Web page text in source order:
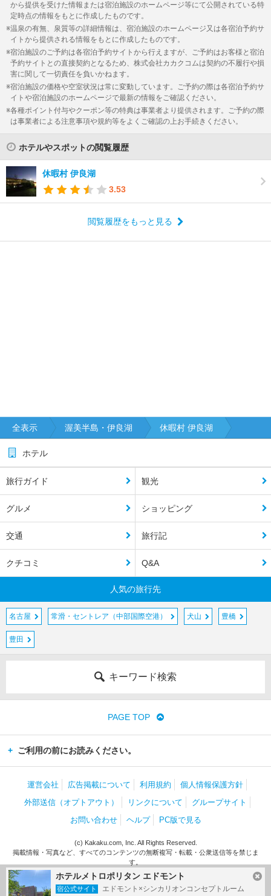
から提供を受けた情報または宿泊施設のホームページ等にて公開されている特
定時点の情報をもとに作成したものです。
温泉の有無、泉質等の詳細情報は、宿泊施設のホームページ又は各宿泊予約サ
イトから提供される情報をもとに作成したものです。
宿泊施設のご予約は各宿泊予約サイトから行えますが、ご予約はお客様と宿泊
予約サイトとの直接契約となるため、株式会社カカクコムは契約の不履行や損
害に関して一切責任を負いかねます。
宿泊施設の価格や空室状況は常に変動しています。ご予約の際は各宿泊予約サ
イトや宿泊施設のホームページで最新の情報をご確認ください。
各種ポイント付与やクーポン等の特典は事業者より提供されます。ご予約の際
は事業者による注意事項や規約等をよくご確認の上お手続きください。
ホテルやスポットの閲覧履歴
休暇村 伊良湖
3.53
閲覧履歴をもっと見る
ホテルメトロポリタン エドモント
宿公式サイト エドモント×シンカリオンコンセプトルーム
全表示 渥美半島・伊良湖 休暇村 伊良湖
ホテル
旅行ガイド 観光
グルメ ショッピング
交通 旅行記
クチコミ Q&A
人気の旅行先
名古屋 常滑・セントレア（中部国際空港） 犬山 豊橋
豊田
キーワード検索
PAGE TOP
ご利用の前にお読みください。
運営会社 広告掲載について 利用規約
個人情報保護方針
外部送信（オプトアウト）
リンクについて
グループサイト
お問い合わせ
ヘルプ PC版で見る
(c) Kakaku.com, Inc. All Rights Reserved.
掲載情報・写真など、すべてのコンテンツの無断複写・転載・公衆送信等を禁じま
す。